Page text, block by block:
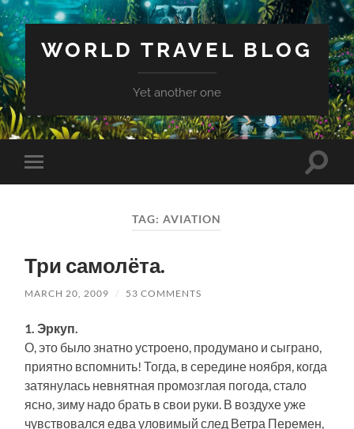
WORLD TRAVEL BLOG
Yet another one
Toggle
mobile
Toggle
TAG:AVIATION
Три самолёта.
MARCH 20, 2009 / 53 COMMENTS
1. Эркуп.
О, это было знатно устроено, продумано и сыграно,
приятно вспомнить! Тогда, в середине ноября, когда
затянулась невнятная промозглая погода, стало
ясно, зиму надо брать в свои руки. В воздухе уже
чувствовался едва уловимый след Ветра Перемен,